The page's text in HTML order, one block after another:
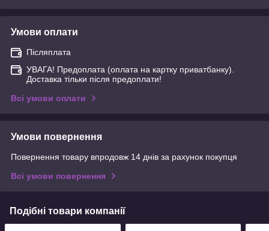
Умови оплати
Післяплата
УВАГА! Предоплата (оплата на картку приватбанку).
Доставка тільки після предоплати!
Всі умови оплати
Умови повернення
Повернення товару впродовж 14 днів за рахунок покупця
Всі умови повернення
Подібні товари компанії